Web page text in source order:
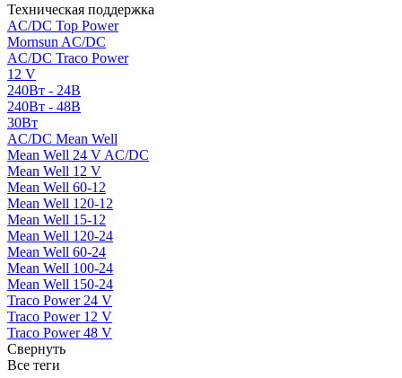
Техническая поддержка
AC/DC Top Power
Mornsun AC/DC
AC/DC Traco Power
12 V
240Вт - 24В
240Вт - 48В
30Вт
AC/DC Mean Well
Mean Well 24 V AC/DC
Mean Well 12 V
Mean Well 60-12
Mean Well 120-12
Mean Well 15-12
Mean Well 120-24
Mean Well 60-24
Mean Well 100-24
Mean Well 150-24
Traco Power 24 V
Traco Power 12 V
Traco Power 48 V
Свернуть
Все теги